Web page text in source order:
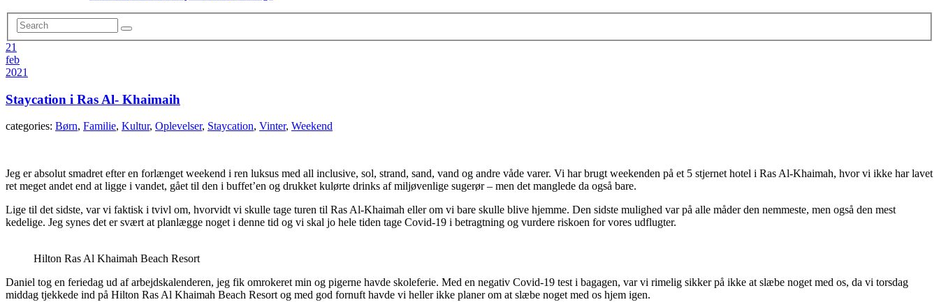
21
feb
2021
Staycation i Ras Al- Khaimaih
categories: Børn, Familie, Kultur, Oplevelser, Staycation, Vinter, Weekend
Jeg er absolut smadret efter en forlænget weekend i ren luksus med all inclusive, sol, strand, sand, vand og andre våde varer. Vi har brugt weekenden på et 5 stjernet hotel i Ras Al-Khaimah, hvor vi ikke har lavet
ret meget andet end at ligge i vandet, gået til den i buffet’en og drukket kulørte drinks af miljøvenlige sugerør – men det manglede da også bare.
Lige til det sidste, var vi faktisk i tvivl om, hvorvidt vi skulle tage turen til Ras Al-Khaimah eller om vi bare skulle blive hjemme. Den sidste mulighed var på alle måder den nemmeste, men også den mest
kedelige. Jeg synes det er svært at planlægge noget i denne tid og vi skal jo hele tiden tage Covid-19 i betragtning og vurdere riskoen for vores udflugter.
Hilton Ras Al Khaimah Beach Resort
Daniel tog en feriedag ud af arbejdskalenderen, jeg fik omrokeret min og pigerne havde skoleferie. Med en negativ Covid-19 test i bagagen, var vi rimelig sikker på ikke at slæbe noget med os, da vi torsdag
middag tjekkede ind på Hilton Ras Al Khaimah Beach Resort og med god fornuft havde vi heller ikke planer om at slæbe noget med os hjem igen.